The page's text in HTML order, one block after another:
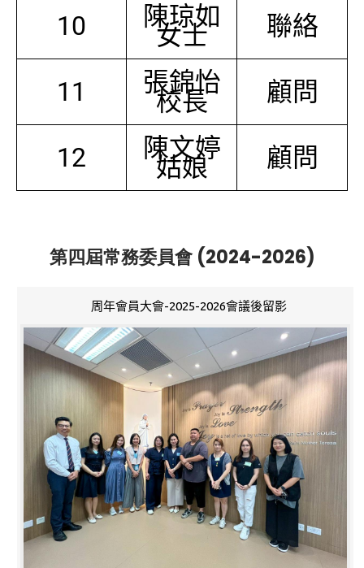
10 陳琼如
女士 聯絡
11 張錦怡
校長 顧問
12 陳文婷
姑娘 顧問
第四屆常務委員會 (2024-2026)
周年會員大會-2025-2026會議後留影